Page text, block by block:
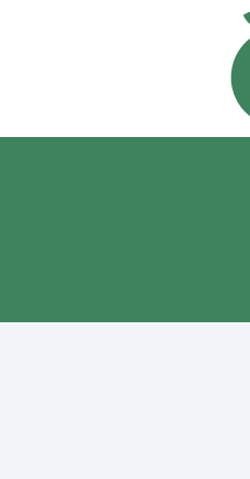
Naar de